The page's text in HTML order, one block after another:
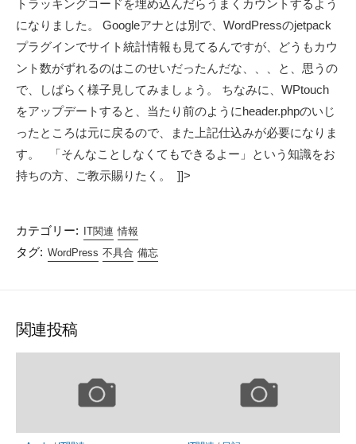
トラッキングコードを埋め込んだらうまくカウントするよう
になりました。 Googleアナとは別で、WordPressのjetpack
プラグインでサイト統計情報も見てるんですが、どうもカウ
ント数がずれるのはこのせいだったんだな、、、と、思うの
で、しばらく様子見してみましょう。 ちなみに、WPtouch
をアップデートすると、当たり前のようにheader.phpのいじ
ったところは元に戻るので、また上記仕込みが必要になりま
す。 「そんなことしなくてもできるよー」という知識をお
持ちの方、ご教示賜りたく。 ]]>
カテゴリー: IT関連 情報
タグ: WordPress 不具合 備忘
関連投稿